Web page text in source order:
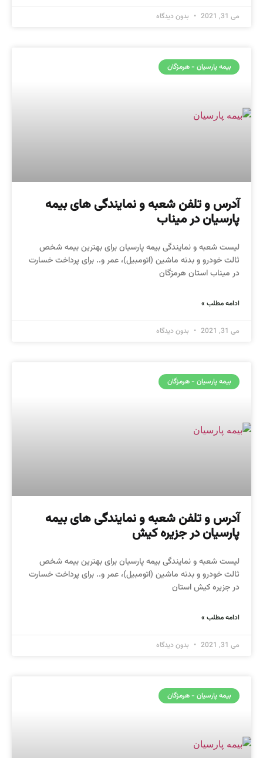
می 31, 2021 بدون دیدگاه
بیمه پارسیان - هرمزگان
آدرس و تلفن شعبه و نمایندگی های بیمه
پارسیان در میناب
لیست شعبه و نمایندگی بیمه پارسیان برای بهترین بیمه شخص
ثالت خودرو و بدنه ماشین (اتومبیل)، عمر و.. برای پرداخت خسارت
در میناب استان هرمزگان
ادامه مطلب »
می 31, 2021 بدون دیدگاه
بیمه پارسیان - هرمزگان
آدرس و تلفن شعبه و نمایندگی های بیمه
پارسیان در جزیره کیش
لیست شعبه و نمایندگی بیمه پارسیان برای بهترین بیمه شخص
ثالت خودرو و بدنه ماشین (اتومبیل)، عمر و.. برای پرداخت خسارت
در جزیره کیش استان
ادامه مطلب »
می 31, 2021 بدون دیدگاه
بیمه پارسیان - هرمزگان